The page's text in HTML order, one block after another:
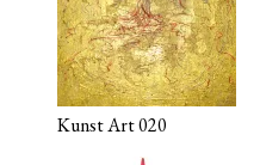
Kunst Art 020